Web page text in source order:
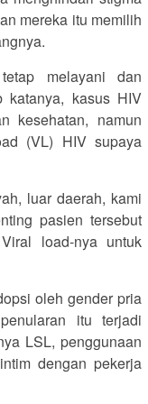
mereka itu memilih
melayani dan
katanya, kasus HIV
kesehatan, namun
(VL) HIV supaya
luar daerah, kami
pasien tersebut
load-nya untuk
oleh gender pria
itu terjadi
LSL, penggunaan
dengan pekerja